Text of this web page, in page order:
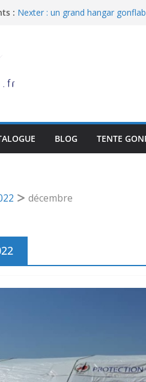
: Nexter : un grand hangar
Les leurres gonflables
gonflables médicales de
350 m2, en 5 modules L 5 m x l
BLOG TENTE
décembre